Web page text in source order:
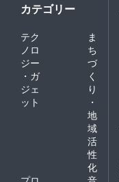
カテゴリー
テク
ノロ
ジー
・ガ
ジェ
ット
ま
ち
づ
く
り
・
地
域
活
性
化